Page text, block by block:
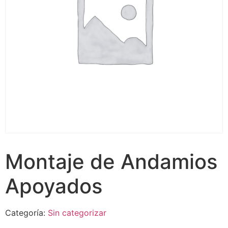
Montaje de Andamios
Apoyados
Categoría: Sin categorizar